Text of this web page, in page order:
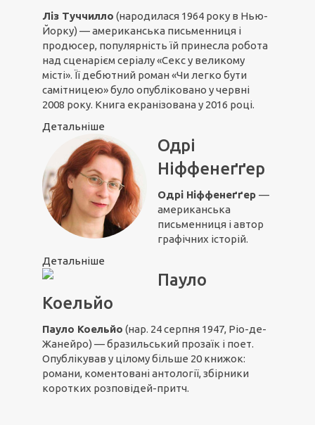
Ліз Туччилло (народилася 1964 року в Нью-
Йорку) — американська письменниця і
продюсер, популярність їй принесла робота
над сценарієм серіалу «Секс у великому
місті». Її дебютний роман «Чи легко бути
самітницею» було опубліковано у червні
2008 року. Книга екранізована у 2016 році.
Детальніше
Одрі
Ніффенеґґер
Одрі Ніффенеґґер —
американська
письменниця і автор
графічних історій.
Детальніше
Пауло
Коельйо
Пауло Коельйо (нар. 24 серпня 1947, Ріо-де-
Жанейро) — бразильський прозаїк і поет.
Опублікував у цілому більше 20 книжок:
романи, коментовані антології, збірники
коротких розповідей-притч.